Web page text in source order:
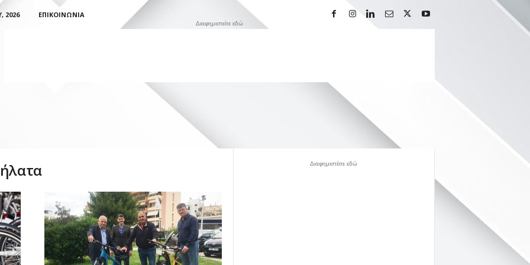
2026
ΕΠΙΚΟΙΝΩΝΊΑ
Διαφημιστείτε εδώ
Διαφημιστέιτε εδώ